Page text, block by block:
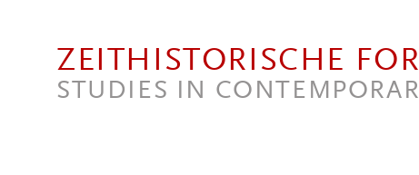
ZEITHISTORISCHE
STUDIES IN